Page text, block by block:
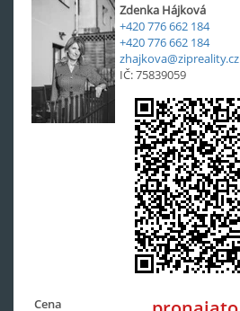
Zdenka Hájková
+420 776 662 184
+420 776 662 184
zhajkova@zipreality.cz
IČ: 75839059
Cena